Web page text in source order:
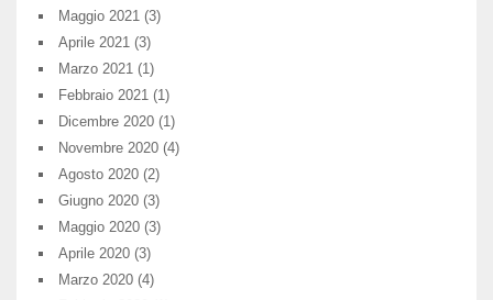
Maggio 2021 (3)
Aprile 2021 (3)
Marzo 2021 (1)
Febbraio 2021 (1)
Dicembre 2020 (1)
Novembre 2020 (4)
Agosto 2020 (2)
Giugno 2020 (3)
Maggio 2020 (3)
Aprile 2020 (3)
Marzo 2020 (4)